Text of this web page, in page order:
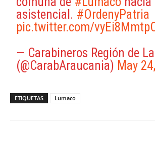
asistencial. #OrdenyPatria
pic.twitter.com/
— Carabineros Región de
(@CarabAraucania) May
ETIQUETAS Lumaco